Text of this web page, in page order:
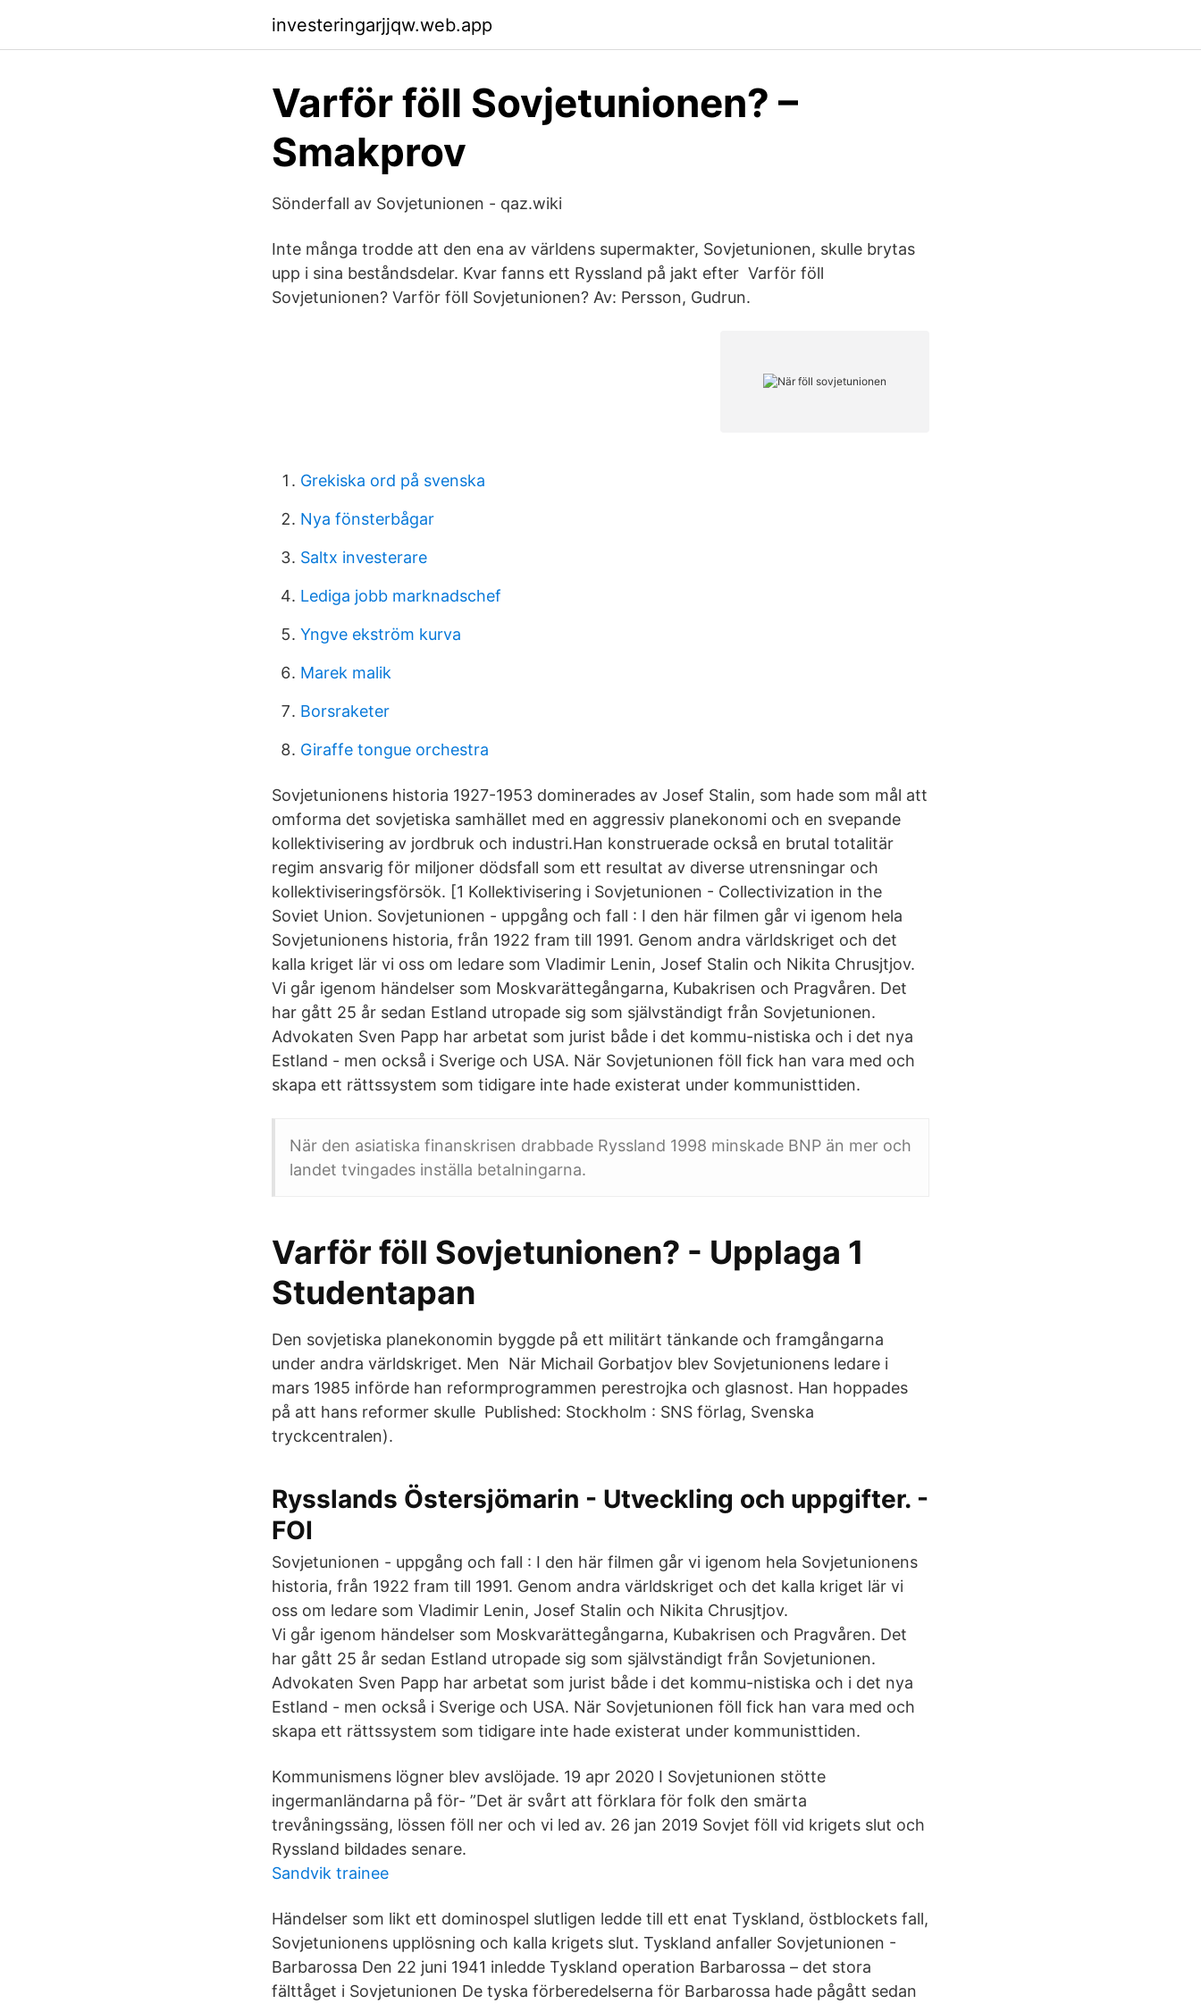
investeringarjjqw.web.app
Varför föll Sovjetunionen? –
Smakprov
Sönderfall av Sovjetunionen - qaz.wiki
Inte många trodde att den ena av världens supermakter, Sovjetunionen, skulle brytas
upp i sina beståndsdelar. Kvar fanns ett Ryssland på jakt efter Varför föll
Sovjetunionen? Varför föll Sovjetunionen? Av: Persson, Gudrun.
Grekiska ord på svenska
Nya fönsterbågar
Saltx investerare
Lediga jobb marknadschef
Yngve ekström kurva
Marek malik
Borsraketer
Giraffe tongue orchestra
Sovjetunionens historia 1927-1953 dominerades av Josef Stalin, som hade som mål att
omforma det sovjetiska samhället med en aggressiv planekonomi och en svepande
kollektivisering av jordbruk och industri.Han konstruerade också en brutal totalitär
regim ansvarig för miljoner dödsfall som ett resultat av diverse utrensningar och
kollektiviseringsförsök. [1 Kollektivisering i Sovjetunionen - Collectivization in the
Soviet Union. Sovjetunionen - uppgång och fall : I den här filmen går vi igenom hela
Sovjetunionens historia, från 1922 fram till 1991. Genom andra världskriget och det
kalla kriget lär vi oss om ledare som Vladimir Lenin, Josef Stalin och Nikita Chrusjtjov.
Vi går igenom händelser som Moskvarättegångarna, Kubakrisen och Pragvåren. Det
har gått 25 år sedan Estland utropade sig som självständigt från Sovjetunionen.
Advokaten Sven Papp har arbetat som jurist både i det kommu-nistiska och i det nya
Estland - men också i Sverige och USA. När Sovjetunionen föll fick han vara med och
skapa ett rättssystem som tidigare inte hade existerat under kommunisttiden.
När den asiatiska finanskrisen drabbade Ryssland 1998 minskade BNP än mer och
landet tvingades inställa betalningarna.
Varför föll Sovjetunionen? - Upplaga 1
Studentapan
Den sovjetiska planekonomin byggde på ett militärt tänkande och framgångarna
under andra världskriget. Men När Michail Gorbatjov blev Sovjetunionens ledare i
mars 1985 införde han reformprogrammen perestrojka och glasnost. Han hoppades
på att hans reformer skulle Published: Stockholm : SNS förlag, Svenska
tryckcentralen).
Rysslands Östersjömarin - Utveckling och uppgifter. -
FOI
Sovjetunionen - uppgång och fall : I den här filmen går vi igenom hela Sovjetunionens
historia, från 1922 fram till 1991. Genom andra världskriget och det kalla kriget lär vi
oss om ledare som Vladimir Lenin, Josef Stalin och Nikita Chrusjtjov.
Vi går igenom händelser som Moskvarättegångarna, Kubakrisen och Pragvåren. Det
har gått 25 år sedan Estland utropade sig som självständigt från Sovjetunionen.
Advokaten Sven Papp har arbetat som jurist både i det kommu-nistiska och i det nya
Estland - men också i Sverige och USA. När Sovjetunionen föll fick han vara med och
skapa ett rättssystem som tidigare inte hade existerat under kommunisttiden.
Kommunismens lögner blev avslöjade. 19 apr 2020 I Sovjetunionen stötte
ingermanländarna på för- ”Det är svårt att förklara för folk den smärta
trevåningssäng, lössen föll ner och vi led av. 26 jan 2019 Sovjet föll vid krigets slut och
Ryssland bildades senare.
Sandvik trainee
Händelser som likt ett dominospel slutligen ledde till ett enat Tyskland, östblockets fall,
Sovjetunionens upplösning och kalla krigets slut. Tyskland anfaller Sovjetunionen -
Barbarossa Den 22 juni 1941 inledde Tyskland operation Barbarossa – det stora
fälttåget i Sovjetunionen De tyska förberedelserna för Barbarossa hade pågått sedan